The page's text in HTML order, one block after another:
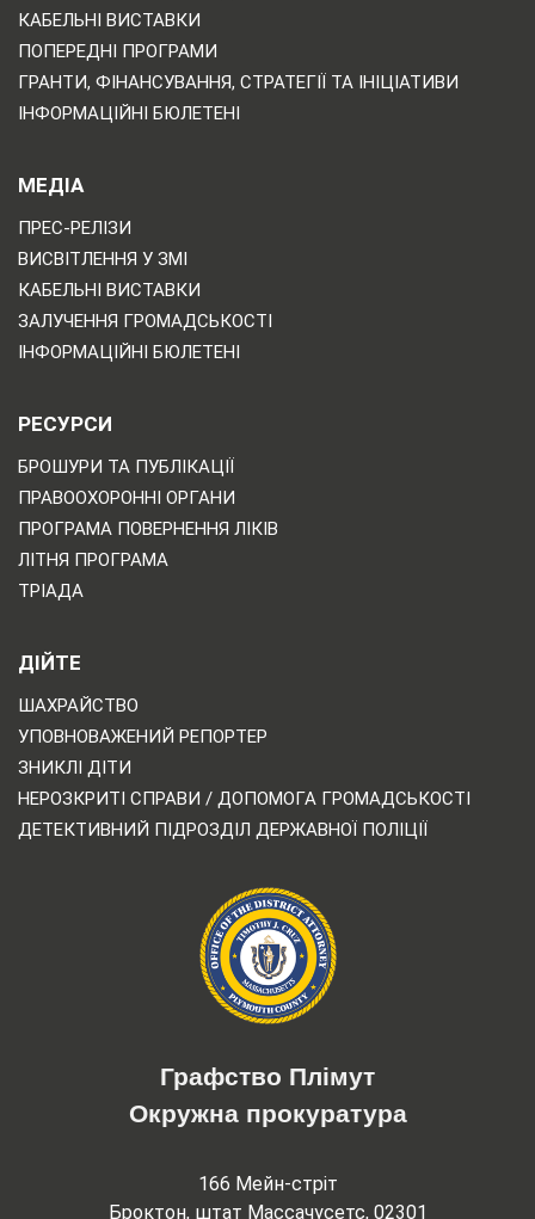
КАБЕЛЬНІ ВИСТАВКИ
ПОПЕРЕДНІ ПРОГРАМИ
ГРАНТИ, ФІНАНСУВАННЯ, СТРАТЕГІЇ ТА ІНІЦІАТИВИ
ІНФОРМАЦІЙНІ БЮЛЕТЕНІ
МЕДІА
ПРЕС-РЕЛІЗИ
ВИСВІТЛЕННЯ У ЗМІ
КАБЕЛЬНІ ВИСТАВКИ
ЗАЛУЧЕННЯ ГРОМАДСЬКОСТІ
ІНФОРМАЦІЙНІ БЮЛЕТЕНІ
РЕСУРСИ
БРОШУРИ ТА ПУБЛІКАЦІЇ
ПРАВООХОРОННІ ОРГАНИ
ПРОГРАМА ПОВЕРНЕННЯ ЛІКІВ
ЛІТНЯ ПРОГРАМА
ТРІАДА
ДІЙТЕ
ШАХРАЙСТВО
УПОВНОВАЖЕНИЙ РЕПОРТЕР
ЗНИКЛІ ДІТИ
НЕРОЗКРИТІ СПРАВИ / ДОПОМОГА ГРОМАДСЬКОСТІ
ДЕТЕКТИВНИЙ ПІДРОЗДІЛ ДЕРЖАВНОЇ ПОЛІЦІЇ
Графство Плімут
Окружна прокуратура
166 Мейн-стріт
Броктон, штат Массачусетс, 02301